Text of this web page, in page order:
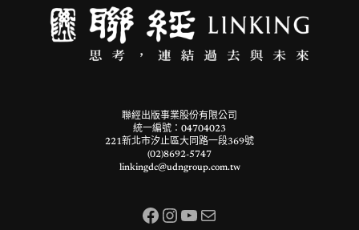
聯經出版事業股份有限公司
統一編號：04704023
221新北市汐止區大同路一段369號
(02)8692-5747
linkingdc@udngroup.com.tw
Facebook InstagramYouTube 電子郵件